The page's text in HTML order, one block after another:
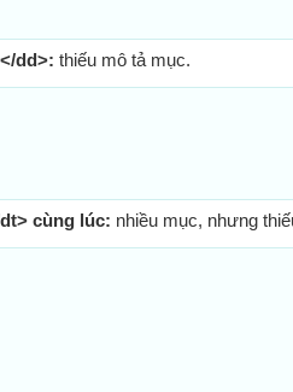
dd>: thiếu mô tả mục.
cùng lúc: nhiều mục, nhưng